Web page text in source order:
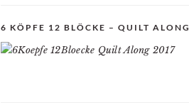
6 KÖPFE 12 BLÖCKE – QUILT ALONG